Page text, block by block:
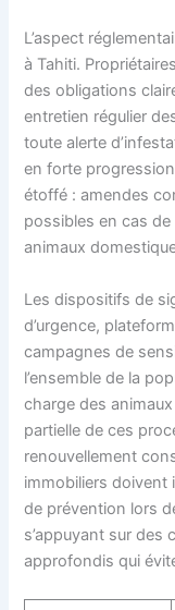
L’aspect
à Tahiti.
des obligations
entretien régulier
toute alerte
en forte
étoffé : amendes
possibles en cas
animaux
Les dispositifs de
d’urgence,
campagnes de
l’ensemble de la
charge des
partielle de ces
renouvellement
immobiliers doivent
de prévention lors
s’appuyant sur
approfondis qui